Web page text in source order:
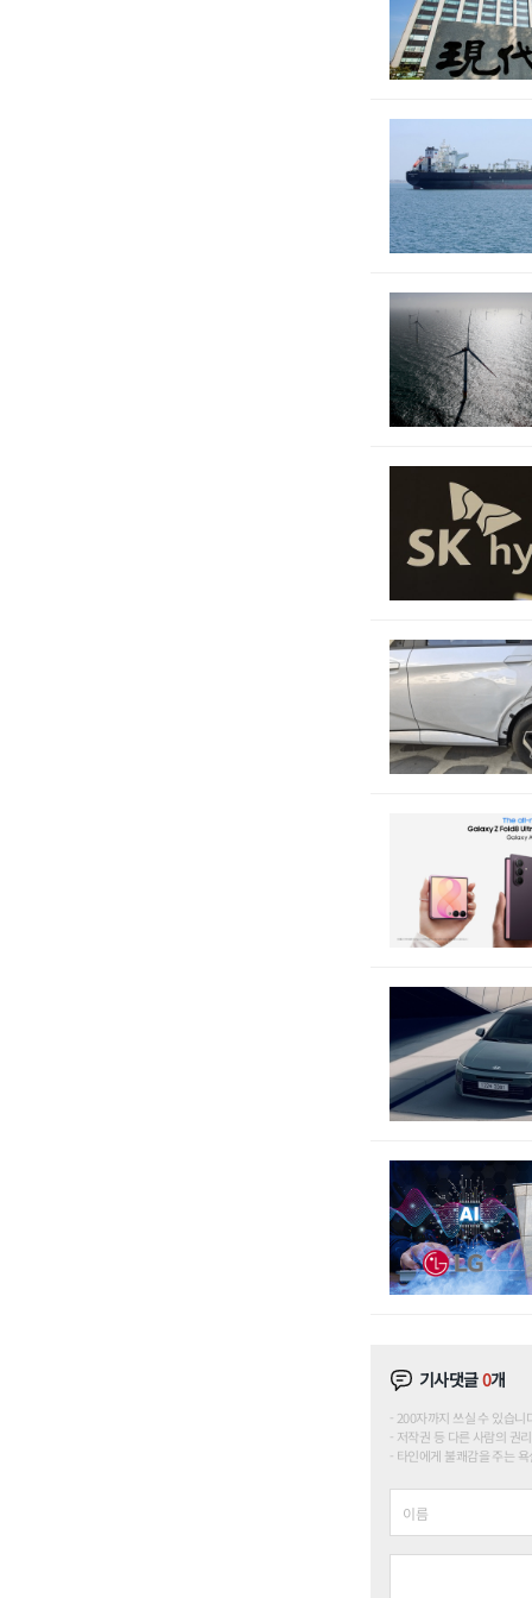
기사댓글0개
200자까지 쓰실 수 있습
저작권 등 다른 사람의 권
타인에게 불쾌감을 주는